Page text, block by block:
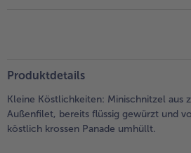
Produktdetails
Kleine Köstlichkeiten: Minischnitzel aus
Außenfilet, bereits flüssig gewürzt und
köstlich krossen Panade umhüllt.